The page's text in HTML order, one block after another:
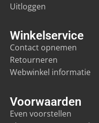
Voorwaarden
Even voorstellen
Winkelservice
Contact opnemen
Retourneren
Webwinkel informatie
Uitloggen